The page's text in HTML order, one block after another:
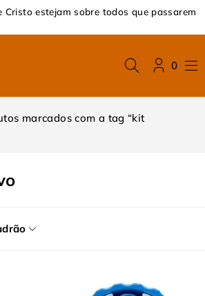
Cristo estejam sobre todos que passarem
0
marcados com a tag “kit